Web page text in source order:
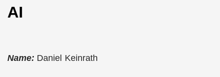
AI
Name: Daniel Keinrath